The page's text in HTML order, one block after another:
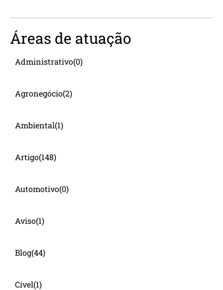
Áreas de atuação
Administrativo(0)
Agronegócio(2)
Ambiental(1)
Artigo(148)
Automotivo(0)
Aviso(1)
Blog(44)
Cível(1)